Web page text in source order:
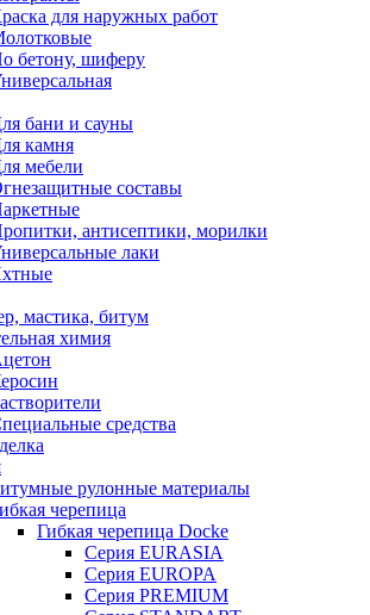
для наружных работ
бетону, шиферу
бани и сауны
камня
мебели
составы
антисептики, морилки
лаки
мастика, битум
химия
средства
рулонные материалы
черепица
Гибкая черепица Docke
Серия EURASIA
Серия EUROPA
Серия PREMIUM